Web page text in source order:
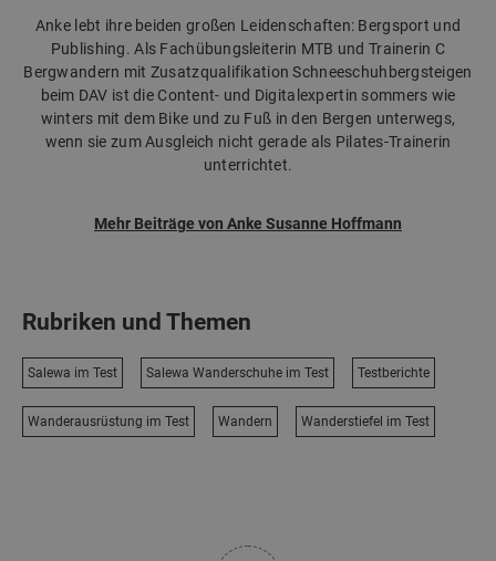
Anke lebt ihre beiden großen Leidenschaften: Bergsport und
Publishing. Als Fachübungsleiterin MTB und Trainerin C
Bergwandern mit Zusatzqualifikation Schneeschuhbergsteigen
beim DAV ist die Content- und Digitalexpertin sommers wie
winters mit dem Bike und zu Fuß in den Bergen unterwegs,
wenn sie zum Ausgleich nicht gerade als Pilates-Trainerin
unterrichtet.
Mehr Beiträge von Anke Susanne Hoffmann
Rubriken und Themen
Salewa im Test Salewa Wanderschuhe im Test Testberichte
Wanderausrüstung im Test Wandern Wanderstiefel im Test